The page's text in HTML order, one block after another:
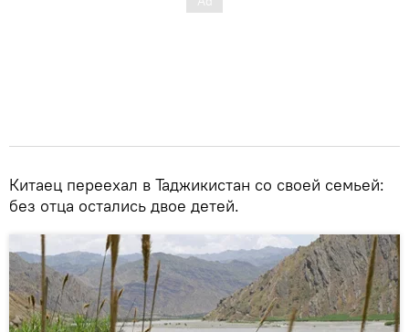
Китаец переехал в Таджикистан со своей семьей:
без отца остались двое детей.